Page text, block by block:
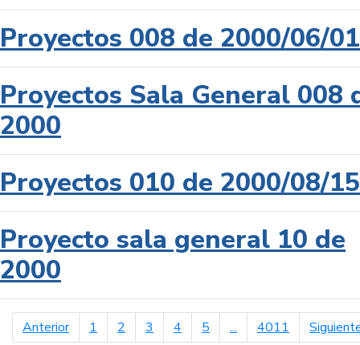
Proyectos 008 de 2000/06/01
Proyectos Sala General 008
2000
Proyectos 010 de 2000/08/15
Proyecto sala general 10 de
2000
Anteriorpágina anterior
1 2 3 4 5 ... 4011